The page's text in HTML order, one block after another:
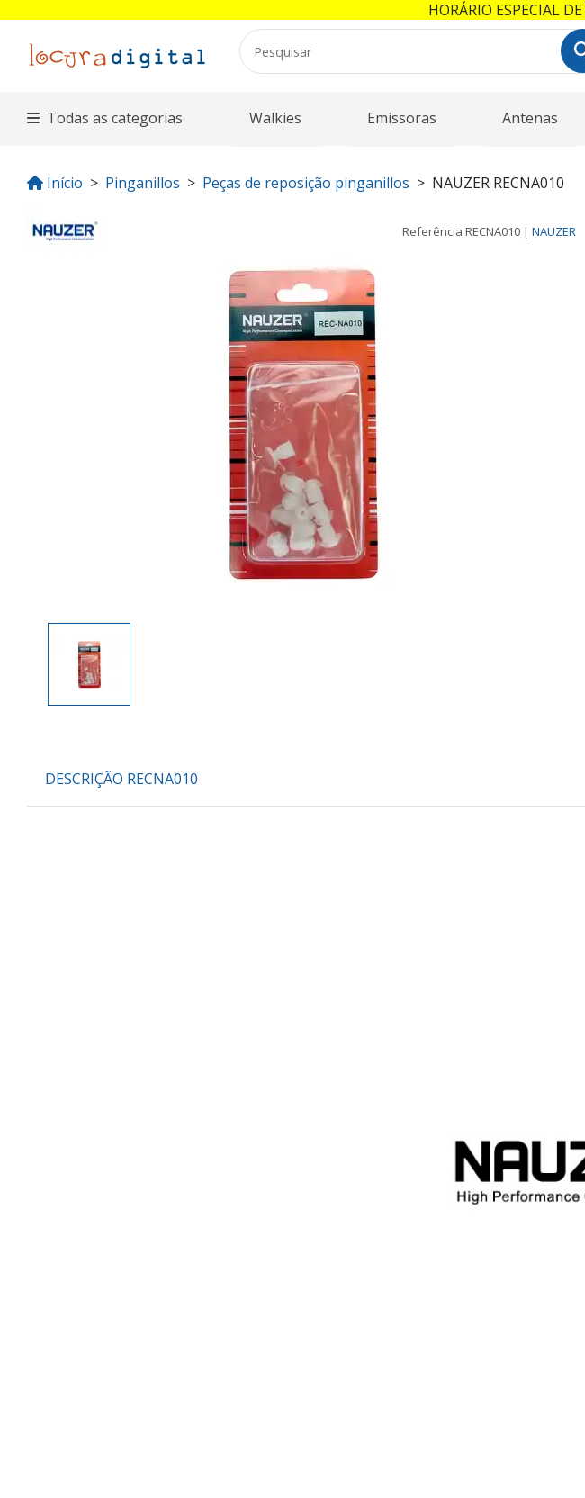
Todas as categorias Walkies Emissoras Antenas
Início Pinganillos Peças de reposição pinganillos NAUZER RECNA010
Referência RECNA010 | NAUZER
DESCRIÇÃO RECNA010
HORÁRIO ESPECIAL DE